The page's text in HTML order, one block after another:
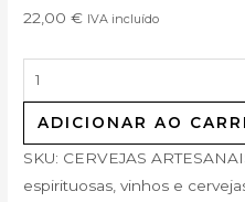
22,00€ IVA incluído
ADICIONAR AO
SKU: CERVEJAS
espirituosas, vinhos e